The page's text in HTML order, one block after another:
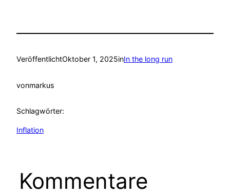
VeröffentlichtOktober 1, 2025inIn the long run
vonmarkus
Schlagwörter:
Inflation
Kommentare